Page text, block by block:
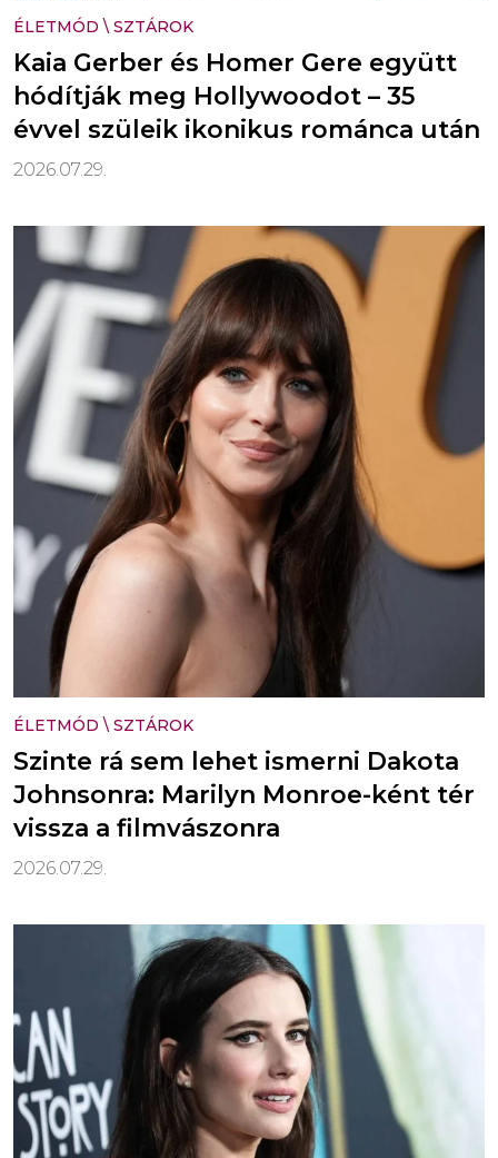
ÉLETMÓD \ SZTÁROK
Kaia Gerber és Homer Gere együtt
hódítják meg Hollywoodot – 35
évvel szüleik ikonikus románca után
2026.07.29.
ÉLETMÓD \ SZTÁROK
Szinte rá sem lehet ismerni Dakota
Johnsonra: Marilyn Monroe-ként tér
vissza a filmvászonra
2026.07.29.